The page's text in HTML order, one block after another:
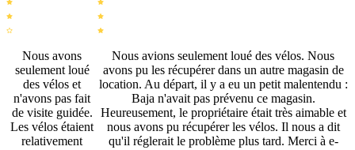
Nous avons
seulement loué
des vélos et
n'avons pas fait
de visite guidée.
Les vélos étaient
relativement
Nous avions seulement loué des vélos. Nous
avons pu les récupérer dans un autre magasin de
location. Au départ, il y a eu un petit malentendu :
Baja n'avait pas prévenu ce magasin.
Heureusement, le propriétaire était très aimable et
nous avons pu récupérer les vélos. Il nous a dit
qu'il réglerait le problème plus tard. Merci à e-